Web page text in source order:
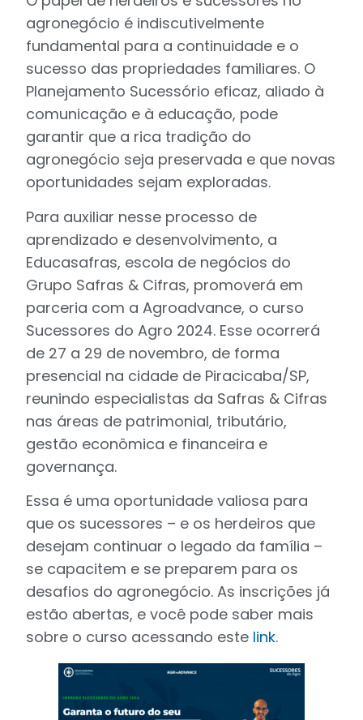
agronegócio é indiscutivelmente
fundamental para a continuidade e o
sucesso das propriedades familiares. O
Planejamento Sucessório eficaz, aliado à
comunicação e à educação, pode
garantir que a rica tradição do
agronegócio seja preservada e que novas
oportunidades sejam exploradas.
Para auxiliar nesse processo de
aprendizado e desenvolvimento, a
Educasafras, escola de negócios do
Grupo Safras & Cifras, promoverá em
parceria com a Agroadvance, o curso
Sucessores do Agro 2024. Esse ocorrerá
de 27 a 29 de novembro, de forma
presencial na cidade de Piracicaba/SP,
reunindo especialistas da Safras & Cifras
nas áreas de patrimonial, tributário,
gestão econômica e financeira e
governança.
Essa é uma oportunidade valiosa para
que os sucessores – e os herdeiros que
desejam continuar o legado da família –
se capacitem e se preparem para os
desafios do agronegócio. As inscrições já
estão abertas, e você pode saber mais
sobre o curso acessando este link.